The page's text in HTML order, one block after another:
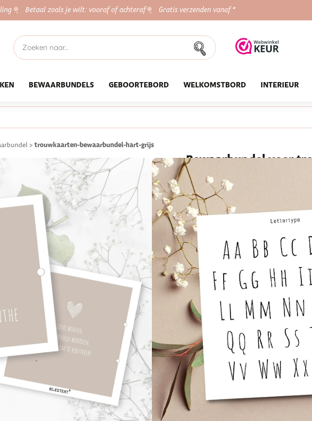
Betaal zoals je wilt: vooraf of achteraf Gratis verzenden vanaf *
BEWAARBUNDELS GEBOORTEBORD WELKOMSTBORD INTERIEUR
> trouwkaarten-bewaarbundel-hart-grijs
Bewaarbundel voor
★★★★★
19,95
Namen:
Trouwdatum:
Formaat:
21x21 cm A4+ (24 x 31,5 cm)
Levertijd: 4 a 6 werkdagen
Toevoegen aan
Altijd iets leuks bij je bestelling! Gratis